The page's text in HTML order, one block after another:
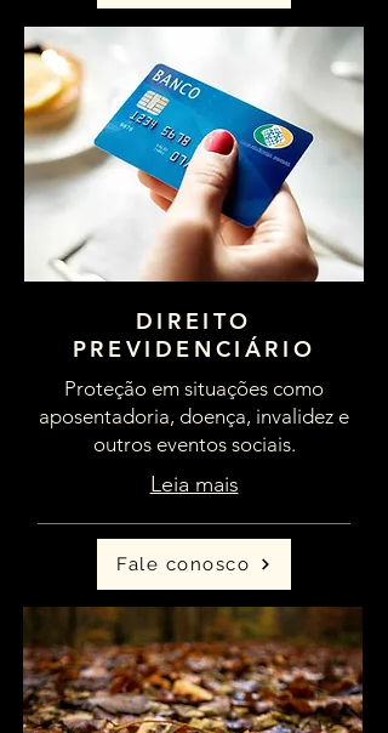
DIREITO
PREVIDENCIÁRIO
Proteção em situações como
aposentadoria, doença, invalidez e
outros eventos sociais.
Leia mais
Fale conosco